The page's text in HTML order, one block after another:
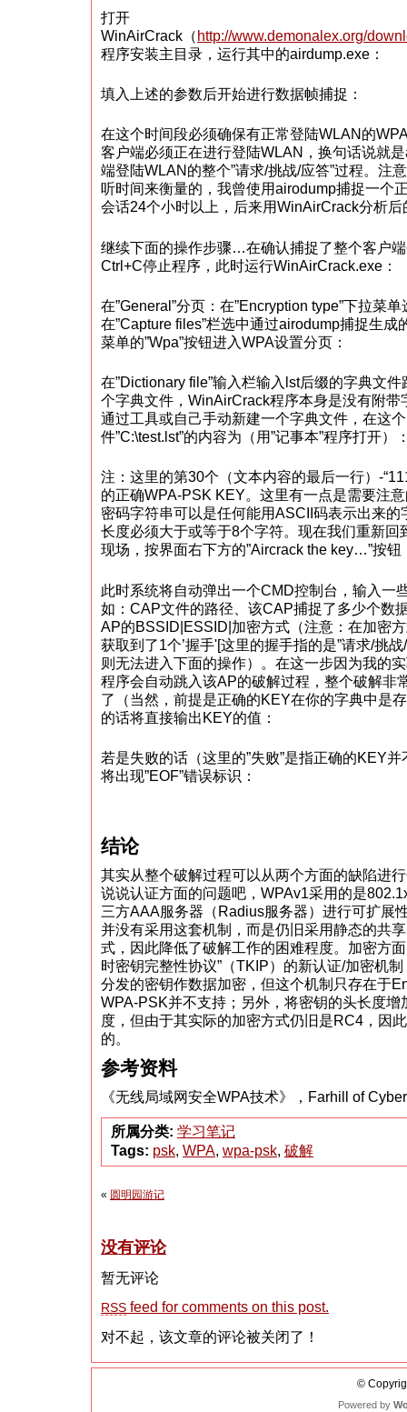
打开
WinAirCrack（ http://www.demonalex.org/
程序安装主目录，运行其中的airdump.exe：
填入上述的参数后开始进行数据帧捕捉：
在这个时间段必须确保有正常登陆WLAN的
客户端必须正在进行登陆WLAN，换句话说就
端登陆WLAN的整个”请求/挑战/应答”过程。注
听时间来衡量的，我曾使用airodump捕捉一个
会话24个小时以上，后来用WinAirCrack分析后
继续下面的操作步骤…在确认捕捉了整个客户
Ctrl+C停止程序，此时运行WinAirCrack.exe：
在”General”分页：在”Encryption type”下拉菜单
在”Capture files”栏选中通过airodump捕捉生
菜单的”Wpa”按钮进入WPA设置分页：
在”Dictionary file”输入栏输入lst后缀的字典文
个字典文件，WinAirCrack程序本身是没有附带
通过工具或自己手动新建一个字典文件，在这
件”C:\test.lst”的内容为（用”记事本”程序打开）
注：这里的第30个（文本内容的最后一行）-
的正确WPA-PSK KEY。这里有一点是需要注
密码字符串可以是任何能用ASCII码表示出来
长度必须大于或等于8个字符。现在我们重新回
现场，按界面右下方的”Aircrack the key…”按钮
此时系统将自动弹出一个CMD控制台，输入一
如：CAP文件的路径、该CAP捕捉了多少个数
AP的BSSID|ESSID|加密方式（注意：在加密方
获取到了1个’握手'[这里的握手指的是”请求/挑
则无法进入下面的操作）。在这一步因为我的
程序会自动跳入该AP的破解过程，整个破解非
了（当然，前提是正确的KEY在你的字典中
的话将直接输出KEY的值：
若是失败的话（这里的”失败”是指正确的KEY
将出现”EOF”错误标识：
结论
其实从整个破解过程可以从两个方面的缺陷进
说说认证方面的问题吧，WPAv1采用的是
三方AAA服务器（Radius服务器）进行可扩展
并没有采用这套机制，而是仍旧采用静态的共
式，因此降低了破解工作的困难程度。加密方
时密钥完整性协议”（TKIP）的新认证/加密机
分发的密钥作数据加密，但这个机制只存在于
WPA-PSK并不支持；另外，将密钥的头长度增
度，但由于其实际的加密方式仍旧是RC4，因
的。
参考资料
《无线局域网安全WPA技术》，Farhill of
所属分类: 学习笔记
Tags: psk, WPA, wpa-psk, 破解
« 圆明园游记
没有评论
暂无评论
RSS feed for comments on this post.
对不起，该文章的评论被关闭了！
©
Powered by